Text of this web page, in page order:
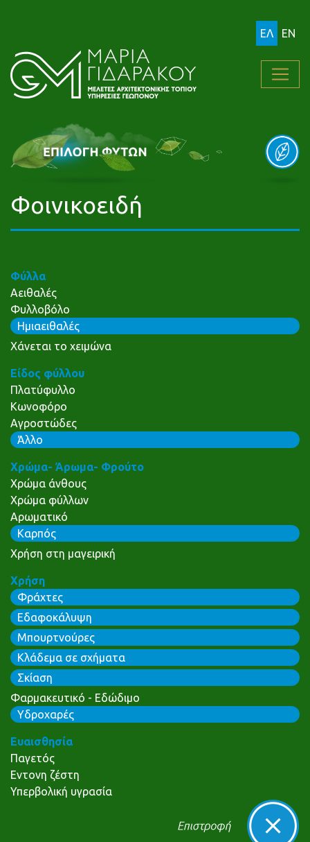
ΕΛ EN
Φοινικοειδή
Φύλλα
Αειθαλές
Φυλλοβόλο
Ημιαειθαλές
Χάνεται το χειμώνα
Είδος φύλλου
Πλατύφυλλο
Κωνοφόρο
Αγροστώδες
Άλλο
Χρώμα- Άρωμα- Φρούτο
Χρώμα άνθους
Χρώμα φύλλων
Αρωματικό
Καρπός
Χρήση στη μαγειρική
Χρήση
Φράχτες
Εδαφοκάλυψη
Μπουρτνούρες
Κλάδεμα σε σχήματα
Σκίαση
Φαρμακευτικό - Εδώδιμο
Υδροχαρές
Ευαισθησία
Παγετός
Εντονη ζέστη
Υπερβολική υγρασία